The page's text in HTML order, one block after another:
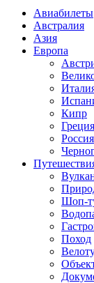
Авиабилеты
Австралия
Азия
Европа
Кипр
Греция
Россия
Шоп-
Поход